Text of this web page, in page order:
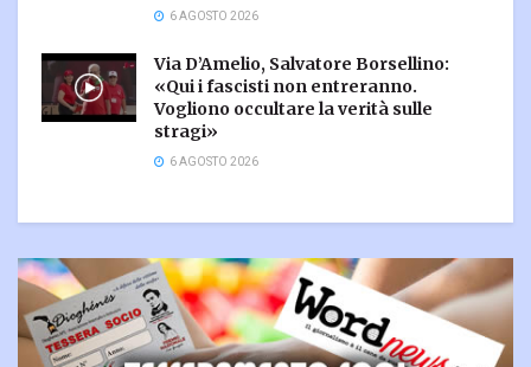
6 AGOSTO 2026
Via D’Amelio, Salvatore Borsellino:
«Qui i fascisti non entreranno.
Vogliono occultare la verità sulle
stragi»
6 AGOSTO 2026